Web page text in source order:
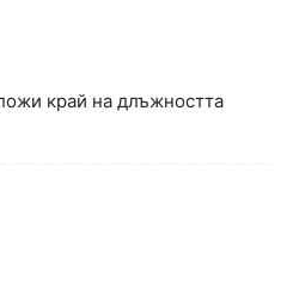
край на длъжността